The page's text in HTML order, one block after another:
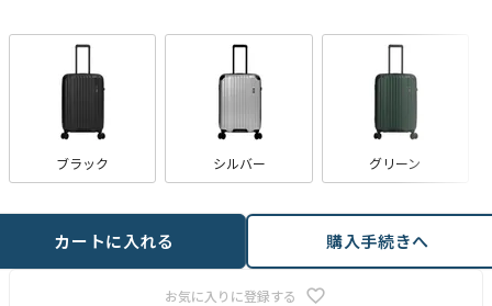
ブラック シルバー グリーン
お気に入りに登録する
カートに入れる 購入手続きへ